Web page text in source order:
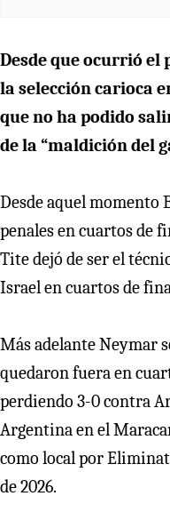
Desde que ocurrió el
la selección carioca
que no ha podido
de la “maldición del
Desde aquel momento
penales en cuartos de
Tite dejó de ser el
Israel en cuartos de
Más adelante Neymar
quedaron fuera en
perdiendo 3-0 contra
Argentina en el
como local por
de 2026.